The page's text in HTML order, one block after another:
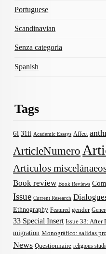
Portuguese
Scandinavian
Senza categoria
Spanish
Tags
6i 31ii Academic Essays Affect
ArticleNumero
Articulos
Book review Book Reviews
Issue Current Research
Ethnography Featured gender
33 Special Insert Issue 33: After
migration Monográfico: salidas
News Questionnaire religious